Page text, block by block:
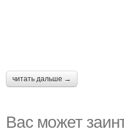
читать дальше →
Вас может